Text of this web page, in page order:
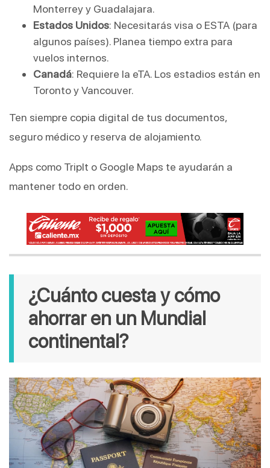
Monterrey y Guadalajara.
Estados Unidos: Necesitarás visa o ESTA (para
algunos países). Planea tiempo extra para
vuelos internos.
Canadá: Requiere la eTA. Los estadios están en
Toronto y Vancouver.
Ten siempre copia digital de tus documentos,
seguro médico y reserva de alojamiento.
Apps como TripIt o Google Maps te ayudarán a
mantener todo en orden.
¿Cuánto cuesta y cómo
ahorrar en un Mundial
continental?